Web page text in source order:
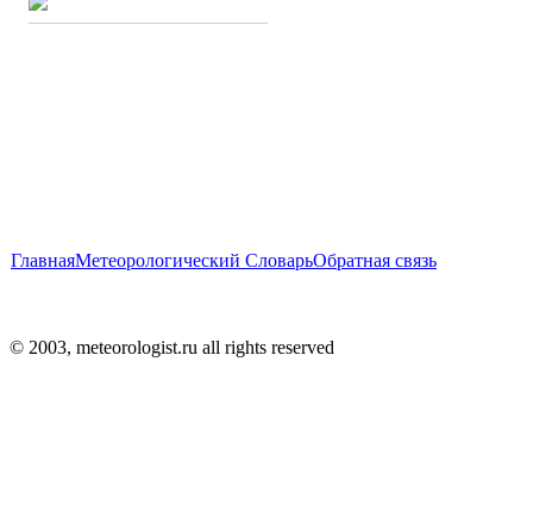
ГлавнаяМетеорологический СловарьОбратная связь
© 2003, meteorologist.ru all rights reserved